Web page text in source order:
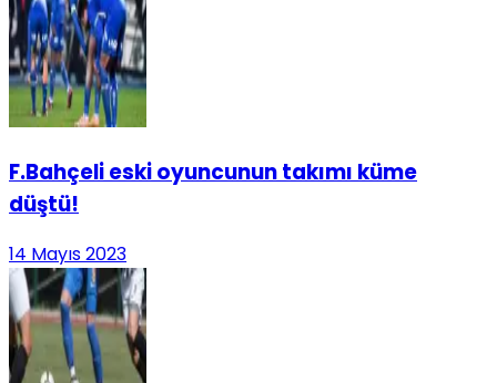
F.Bahçeli eski oyuncunun takımı küme
düştü!
14 Mayıs 2023